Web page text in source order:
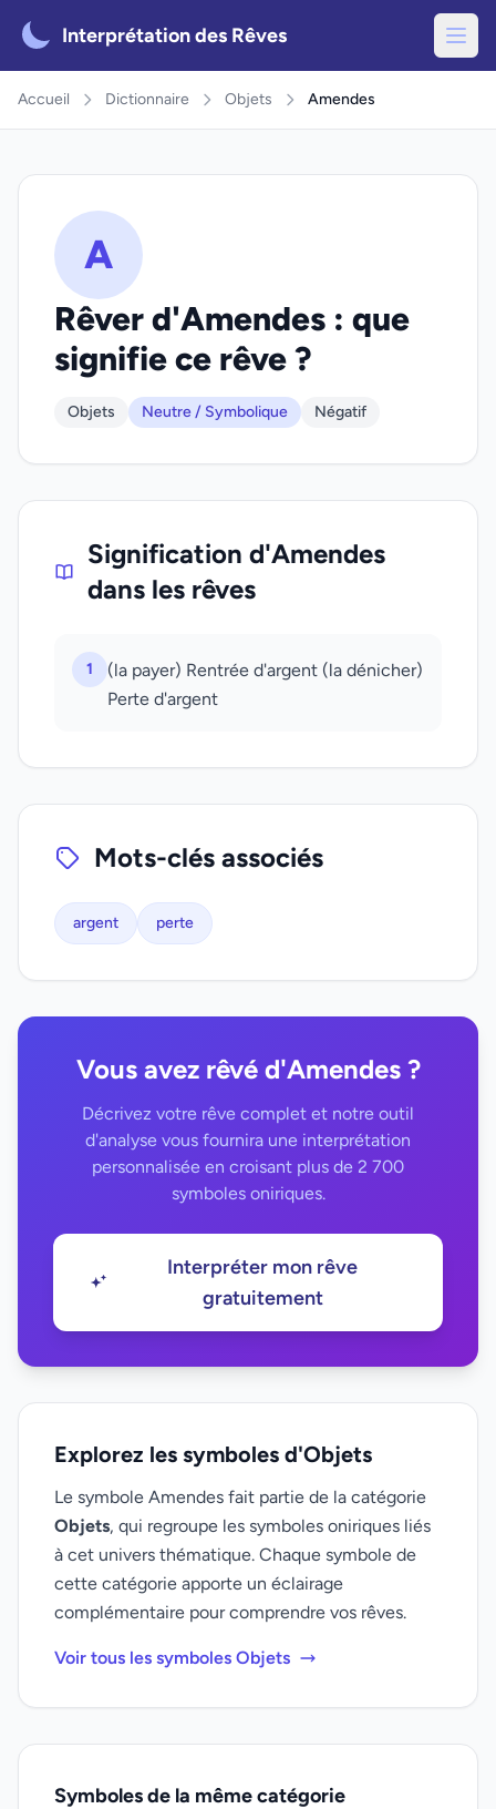
Interprétation des Rêves
Accueil Dictionnaire Objets Amendes
A
Rêver d'Amendes : que
signifie ce rêve ?
Objets Neutre / Symbolique Négatif
Signification d'Amendes
dans les rêves
1
(la payer) Rentrée d'argent (la dénicher)
Perte d'argent
Mots-clés associés
argent perte
Vous avez rêvé d'Amendes ?
Décrivez votre rêve complet et notre outil
d'analyse vous fournira une interprétation
personnalisée en croisant plus de 2 700
symboles oniriques.
Interpréter mon rêve
gratuitement
Explorez les symboles d'Objets
Le symbole Amendes fait partie de la catégorie
Objets, qui regroupe les symboles oniriques liés
à cet univers thématique. Chaque symbole de
cette catégorie apporte un éclairage
complémentaire pour comprendre vos rêves.
Voir tous les symboles Objets
Symboles de la même catégorie